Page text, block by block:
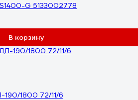
G 5133002778
В корзину
190/1800 72/11/6